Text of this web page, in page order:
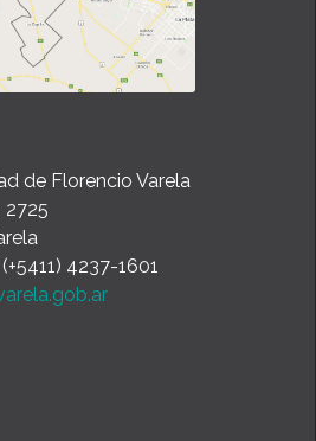
de Florencio Varela
2725
4237-1601